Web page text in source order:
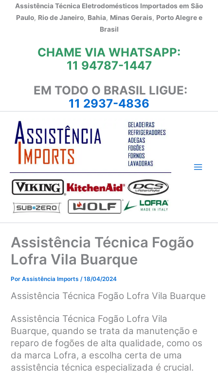
Assistência Técnica Eletrodomésticos Importados em São
Paulo, Rio de Janeiro, Bahia, Minas Gerais, Porto Alegre e
Brasil
CHAME VIA WHATSAPP:
11 94787-1447
EM TODO O BRASIL LIGUE:
11 2937-4836
Assistência Técnica Fogão
Lofra Vila Buarque
PorAssistência Imports/18/04/2024
Assistência Técnica Fogão Lofra Vila Buarque
Assistência Técnica Fogão Lofra Vila
Buarque, quando se trata da manutenção e
reparo de fogões de alta qualidade, como os
da marca Lofra, a escolha certa de uma
assistência técnica especializada é crucial.